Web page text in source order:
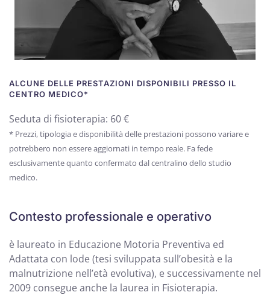
ALCUNE DELLE PRESTAZIONI DISPONIBILI PRESSO IL
CENTRO MEDICO*
Seduta di fisioterapia: 60 €
* Prezzi, tipologia e disponibilità delle prestazioni possono variare e
potrebbero non essere aggiornati in tempo reale. Fa fede
esclusivamente quanto confermato dal centralino dello studio
medico.
Contesto professionale e operativo
è laureato in Educazione Motoria Preventiva ed
Adattata con lode (tesi sviluppata sull’obesità e la
malnutrizione nell’età evolutiva), e successivamente nel
2009 consegue anche la laurea in Fisioterapia.